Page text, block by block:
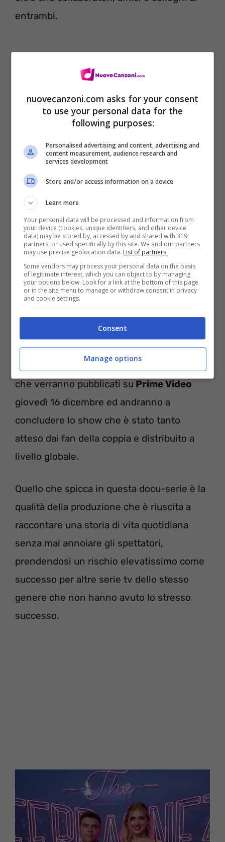
entrambi.
La serie non si incentra solamente sugli
aspetti psicologici dei due protagonisti, ma
è ricca di siparietti comici e divertenti così
come di momenti commoventi come la
lettera diMarina Di Guardonei confronti di
sua figlia o il rapporto diFedezcon suo
figlio Leone e quello che rappresenta per
Il successo della serie
avrà anche altri tre episodi,
che verranno pubblicati su Prime Video
giovedì 16 dicembre ed andranno a
concludere lo show che è stato tanto
atteso dai fan della coppia e distribuito a
livello globale.
Quello che spicca in questa docu-serie è la
qualità della produzione che è riuscita a
raccontare una storia di vita quotidiana
senza mai annoiare gli spettatori,
prendendosi un rischio elevatissimo come
successo per altre serie tv dello stesso
genere che non hanno avuto lo stresso
successo.
nuovecanzoni.com asks for your consent
to use your personal data for the
following purposes:
Personalised advertising and content, advertising and
content measurement, audience research and
services development
Store and/or access information on a device
Learn more
Your personal data will be processed and information from
your device (cookies, unique identifiers, and other device
data) may be stored by, accessed by and shared with 319
partners, or used specifically by this site. We and our partners
may use precise geolocation data. List of partners.
Some vendors may process your personal data on the basis
of legitimate interest, which you can object to by managing
your options below. Look for a link at the bottom of this page
or in the site menu to manage or withdraw consent in privacy
and cookie settings.
Consent
Manage options